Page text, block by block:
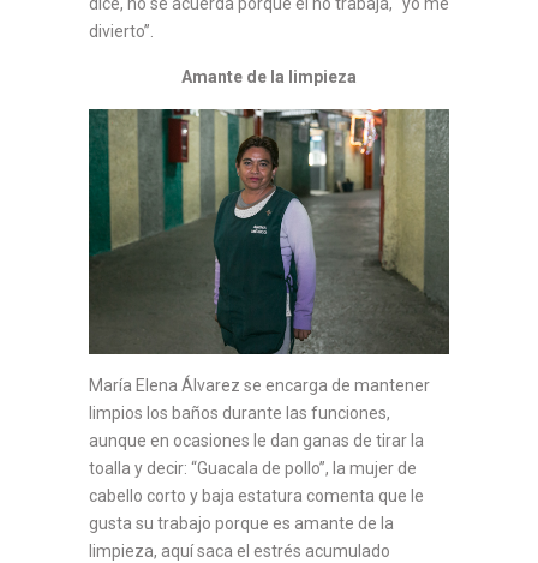
divierto”.
Amante de la limpieza
María Elena Álvarez se encarga de mantener
limpios los baños durante las funciones,
aunque en ocasiones le dan ganas de tirar la
toalla y decir: “Guacala de pollo”, la mujer de
cabello corto y baja estatura comenta que le
gusta su trabajo porque es amante de la
limpieza, aquí saca el estrés acumulado